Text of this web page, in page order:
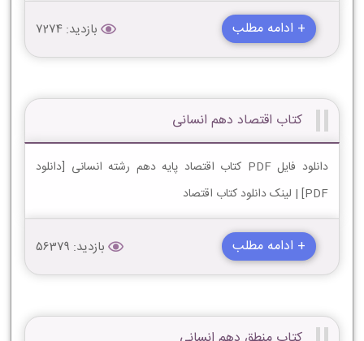
+ ادامه مطلب بازدید: 7274
کتاب اقتصاد دهم انسانی
دانلود فایل PDF کتاب اقتصاد پایه دهم رشته انسانی [دانلود
PDF] | لینک دانلود کتاب اقتصاد
+ ادامه مطلب بازدید: 56379